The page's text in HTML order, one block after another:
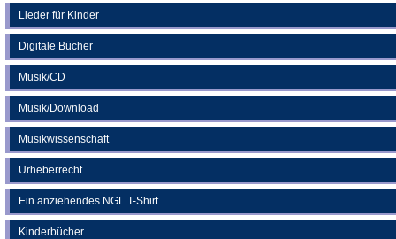
Lieder für Kinder
Digitale Bücher
Musik/CD
Musik/Download
Musikwissenschaft
Urheberrecht
Ein anziehendes NGL T-Shirt
Kinderbücher